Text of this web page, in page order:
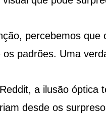
percebemos que
padrões. Uma
a ilusão óptica
desde os